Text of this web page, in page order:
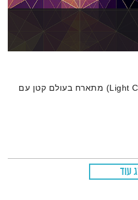
דיג'יי ברק סיריליאן (Light Child Project) מתארח בעולם קטן עם
עוד